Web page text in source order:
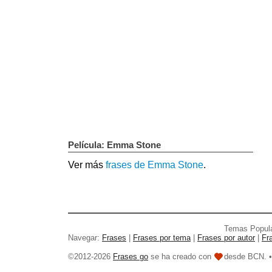
Película: Emma Stone
Ver más frases de Emma Stone.
Temas
Navegar: Frases Frases por tema Frases por autor
©2012-2026 Frases go se ha creado con desde BCN.